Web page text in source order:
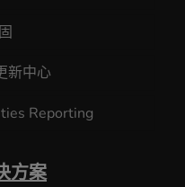
新中心
Reporting
方案